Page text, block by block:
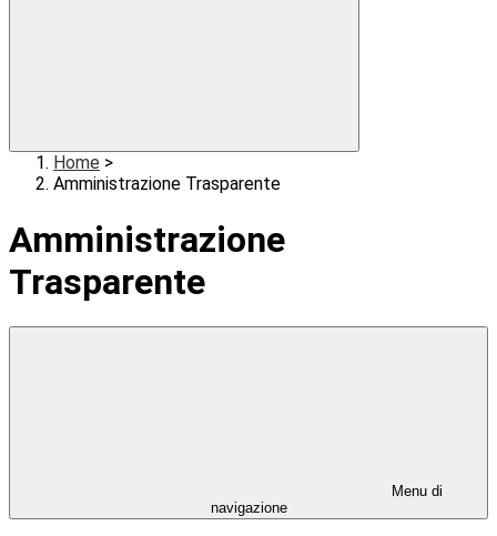
Home >
Amministrazione Trasparente
Amministrazione
Trasparente
Menu di
navigazione